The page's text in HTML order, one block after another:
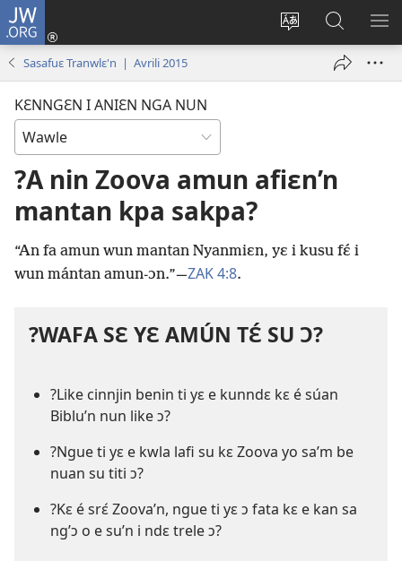
JW.ORG
Kaci
aniɛn'n
Wlu
nun
Kunndɛ
JW.ORG
su
Sasafuɛ Tranwlɛ'n | Avrili 2015
KƐNNGƐN I ANIƐN NGA NUN
?A nin Zoova amun afiɛn’n
mantan kpa sakpa?
“An fa amun wun mantan Nyanmiɛn, yɛ i kusu fɛ́ i
wun mántan amun-ɔn.”​—ZAK 4:8.
?WAFA SƐ YƐ AMÚN TƐ́ SU Ɔ?
?Like cinnjin benin ti yɛ e kunndɛ kɛ é súan
Biblu’n nun like ɔ?
?Ngue ti yɛ e kwla lafi su kɛ Zoova yo sa’m be
nuan su titi ɔ?
?Kɛ é srɛ́ Zoova’n, ngue ti yɛ ɔ fata kɛ e kan sa
ng’ɔ o e su’n i ndɛ trele ɔ?